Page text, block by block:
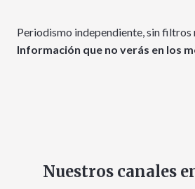
Periodismo independiente, sin filtros
Información que no verás en los
Nuestros canales